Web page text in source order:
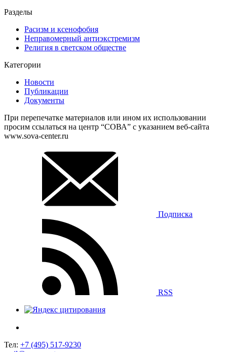
Разделы
Расизм и ксенофобия
Неправомерный антиэкстремизм
Религия в светском обществе
Категории
Новости
Публикации
Документы
При перепечатке материалов или ином их использовании
просим ссылаться на центр “СОВА” с указанием веб-сайта
www.sova-center.ru
Подписка
RSS
Тел: +7 (495) 517-9230